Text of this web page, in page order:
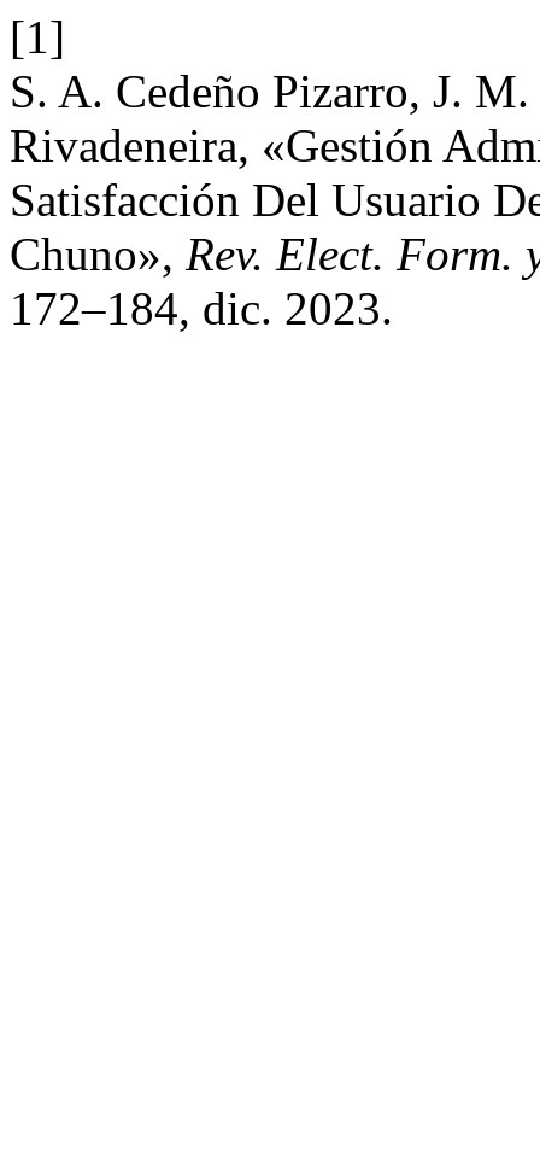
[1]
S. A. Cedeño Pizarro, J.
Rivadeneira, «Gestión
Satisfacción Del Usuario
Chuno», Rev. Elect. Form.
172–184, dic. 2023.